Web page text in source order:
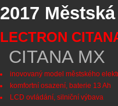
2017
LECTRON
CITANA MX
inovovaný model městského
komfortní osazení, baterie 13 Ah
LCD ovládání, silniční výbava